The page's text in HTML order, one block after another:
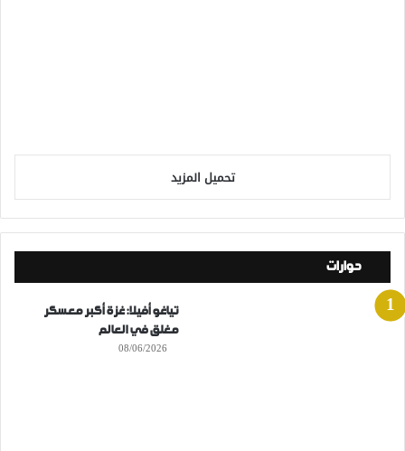
تحميل المزيد
حوارات
تياغو أفيلا: غزة أكبر معسكر
مغلق في العالم
08/06/2026